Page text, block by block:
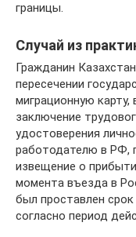
границы.
Случай из
Гражданин
пересечении
миграционную
заключение
удостоверения
работодателю в РФ,
извещение о
момента въезда в
был проставлен
согласно период